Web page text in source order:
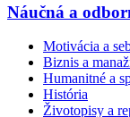
Náučná a
Motivácia a
Biznis a
Humanitné a
História
Životopisy a